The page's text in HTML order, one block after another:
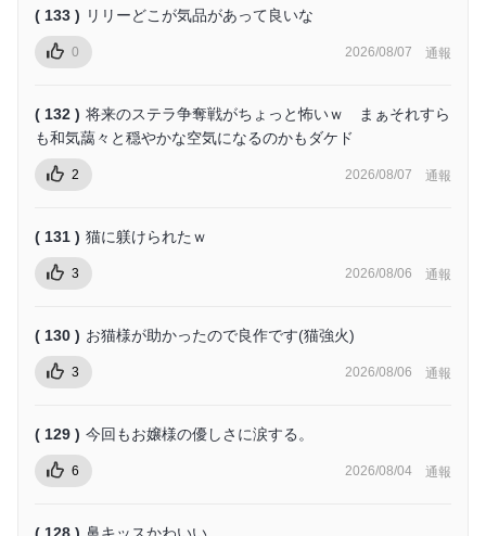
( 133 ) リリーどこが気品があって良いな
0 2026/08/07 通報
( 132 ) 将来のステラ争奪戦がちょっと怖いｗ まぁそれすら
も和気藹々と穏やかな空気になるのかもダケド
2 2026/08/07 通報
( 131 ) 猫に躾けられたｗ
3 2026/08/06 通報
( 130 ) お猫様が助かったので良作です(猫強火)
3 2026/08/06 通報
( 129 ) 今回もお嬢様の優しさに涙する。
6 2026/08/04 通報